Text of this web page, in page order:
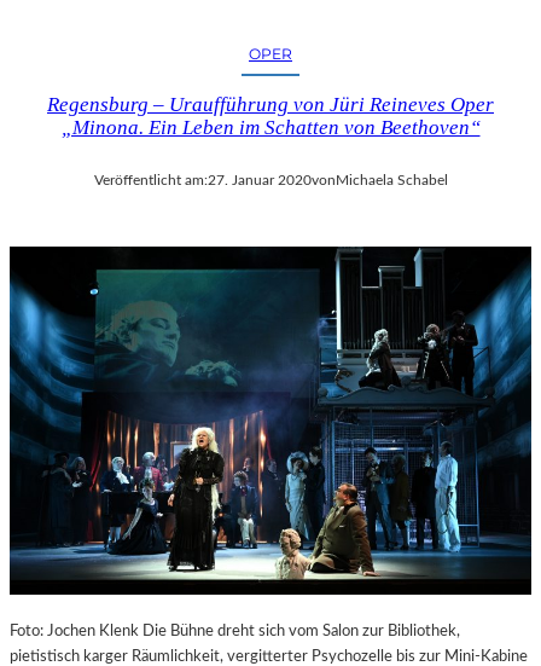
OPER
Regensburg – Uraufführung von Jüri Reineves Oper
„Minona. Ein Leben im Schatten von Beethoven“
Veröffentlicht am:27. Januar 2020von Michaela Schabel
Foto: Jochen Klenk Die Bühne dreht sich vom Salon zur Bibliothek,
pietistisch karger Räumlichkeit, vergitterter Psychozelle bis zur Mini-Kabine